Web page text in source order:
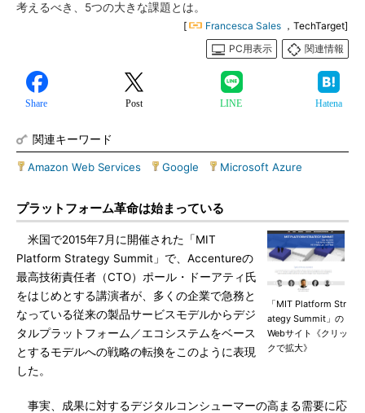
考えるべき、5つの大きな課題とは。
[ Francesca Sales ，TechTarget]
PC用表示
関連情報
Share Post LINE Hatena
関連キーワード
Amazon Web Services Google Microsoft Azure
プラットフォーム革命は始まっている
「MIT Platform Str
ategy Summit」の
Webサイト《クリッ
クで拡大》
米国で2015年7月に開催された「MIT
Platform Strategy Summit」で、Accentureの
最高技術責任者（CTO）ポール・ドーアティ氏
をはじめとする講演者が、多くの企業で急務と
なっている従来の製品サービスモデルからデジ
タルプラットフォーム／エコシステムをベース
とするモデルへの戦略の転換をこのように表現
した。
事実、成果に対するデジタルコンシューマーの高まる需要に応